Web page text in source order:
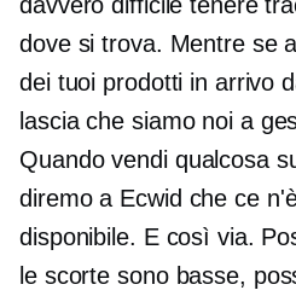
dove si trova. Mentre se
dei tuoi prodotti in arrivo
lascia che siamo noi a
Quando vendi qualcosa
diremo a Ecwid che ce
disponibile. E così via.
le scorte sono basse,